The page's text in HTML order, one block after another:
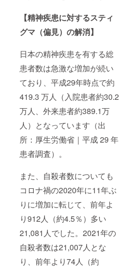
【精神疾患に対するスティ
グマ（偏見）の解消】
日本の精神疾患を有する総
患者数は急激な増加が続い
ており、平成29年時点で約
419.3 万人（入院患者約30.2
万人、外来患者約389.1万
人）となっています（出
所：厚生労働省｜平成 29 年
患者調査）。
また、自殺者数についても
コロナ禍の2020年に11年ぶ
りに増加に転じて、前年よ
り912人（約4.5％）多い
21,081人でした。2021年の
自殺者数は21,007人とな
り、前年より74人（約